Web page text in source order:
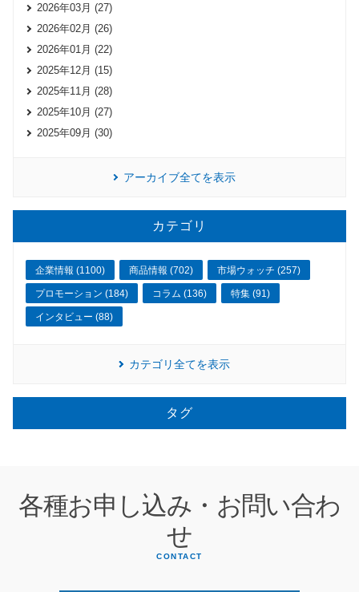
2026年03月 (27)
2026年02月 (26)
2026年01月 (22)
2025年12月 (15)
2025年11月 (28)
2025年10月 (27)
2025年09月 (30)
アーカイブ全てを表示
カテゴリ
企業情報 (1100) 商品情報 (702) 市場ウォッチ (257)
プロモーション (184) コラム (136) 特集 (91)
インタビュー (88)
カテゴリ全てを表示
タグ
各種お申し込み・お問い合わ
せ
CONTACT